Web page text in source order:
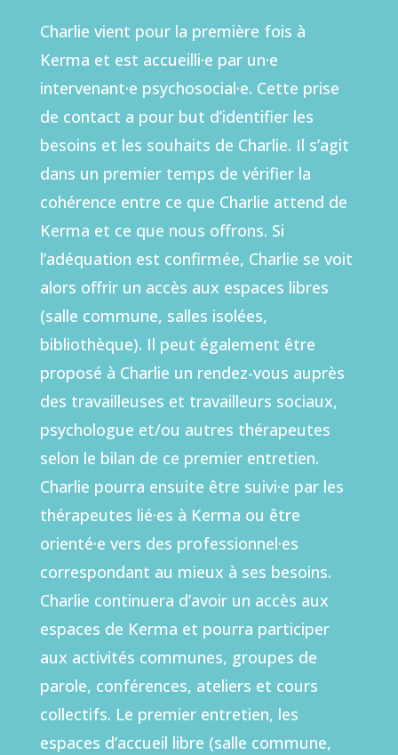
Charlie vient pour la première fois à
Kerma et est accueilli·e par un·e
intervenant·e psychosocial·e. Cette prise
de contact a pour but d’identifier les
besoins et les souhaits de Charlie. Il s’agit
dans un premier temps de vérifier la
cohérence entre ce que Charlie attend de
Kerma et ce que nous offrons. Si
l’adéquation est confirmée, Charlie se voit
alors offrir un accès aux espaces libres
(salle commune, salles isolées,
bibliothèque). Il peut également être
proposé à Charlie un rendez-vous auprès
des travailleuses et travailleurs sociaux,
psychologue et/ou autres thérapeutes
selon le bilan de ce premier entretien.
Charlie pourra ensuite être suivi·e par les
thérapeutes lié·es à Kerma ou être
orienté·e vers des professionnel·es
correspondant au mieux à ses besoins.
Charlie continuera d’avoir un accès aux
espaces de Kerma et pourra participer
aux activités communes, groupes de
parole, conférences, ateliers et cours
collectifs. Le premier entretien, les
espaces d’accueil libre (salle commune,